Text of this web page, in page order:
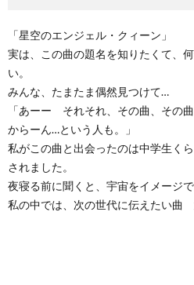
「星空のエンジェル・クィーン」
実は、この曲の題名を知りたくて、
い。
みんな、たまたま偶然見つけて…
「あーー それそれ、その曲、その
からーん…という人も。」
私がこの曲と出会ったのは中学生く
されました。
夜寝る前に聞くと、宇宙をイメージ
私の中では、次の世代に伝えたい曲